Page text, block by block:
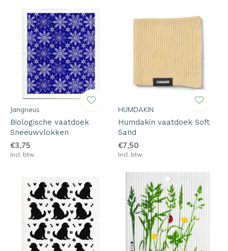
Jangneus
Biologische vaatdoek
Sneeuwvlokken
€3,75
Incl. btw
HUMDAKIN
Humdakin vaatdoek Soft
Sand
€7,50
Incl. btw